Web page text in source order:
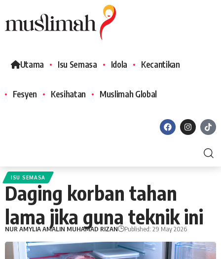
Utama Isu Semasa Idola Kecantikan
Fesyen Kesihatan Muslimah Global
ISU SEMASA
Daging korban tahan
lama jika guna teknik ini
NUR AMYLIA AMALIN MUHAMAD RIZAN Published: 29 May 2026